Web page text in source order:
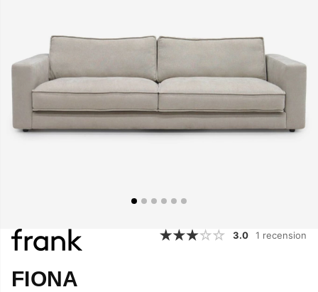
3.0 1 recension
FIONA